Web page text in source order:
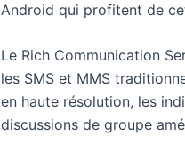
Android qui profitent de
Le Rich Communication
les SMS et MMS
en haute résolution, les
discussions de groupe